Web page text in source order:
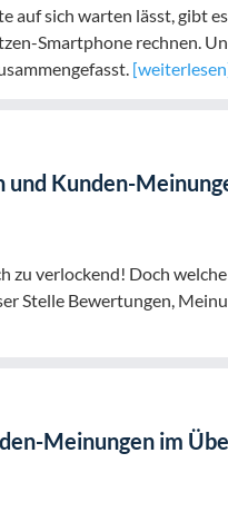
sich warten lässt, gibt
Smartphone rechnen.
und Kunden-
zu verlockend! Doch
Stelle Bewertungen,
Meinungen im